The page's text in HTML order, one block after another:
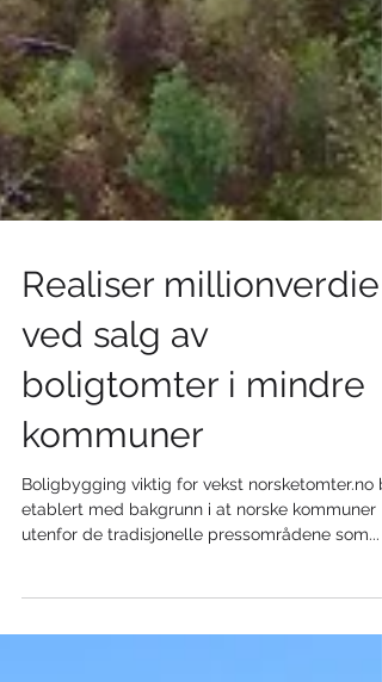
Realiser millionverdier
ved salg av
boligtomter i mindre
kommuner
Boligbygging viktig for vekst norsketomter.no ble